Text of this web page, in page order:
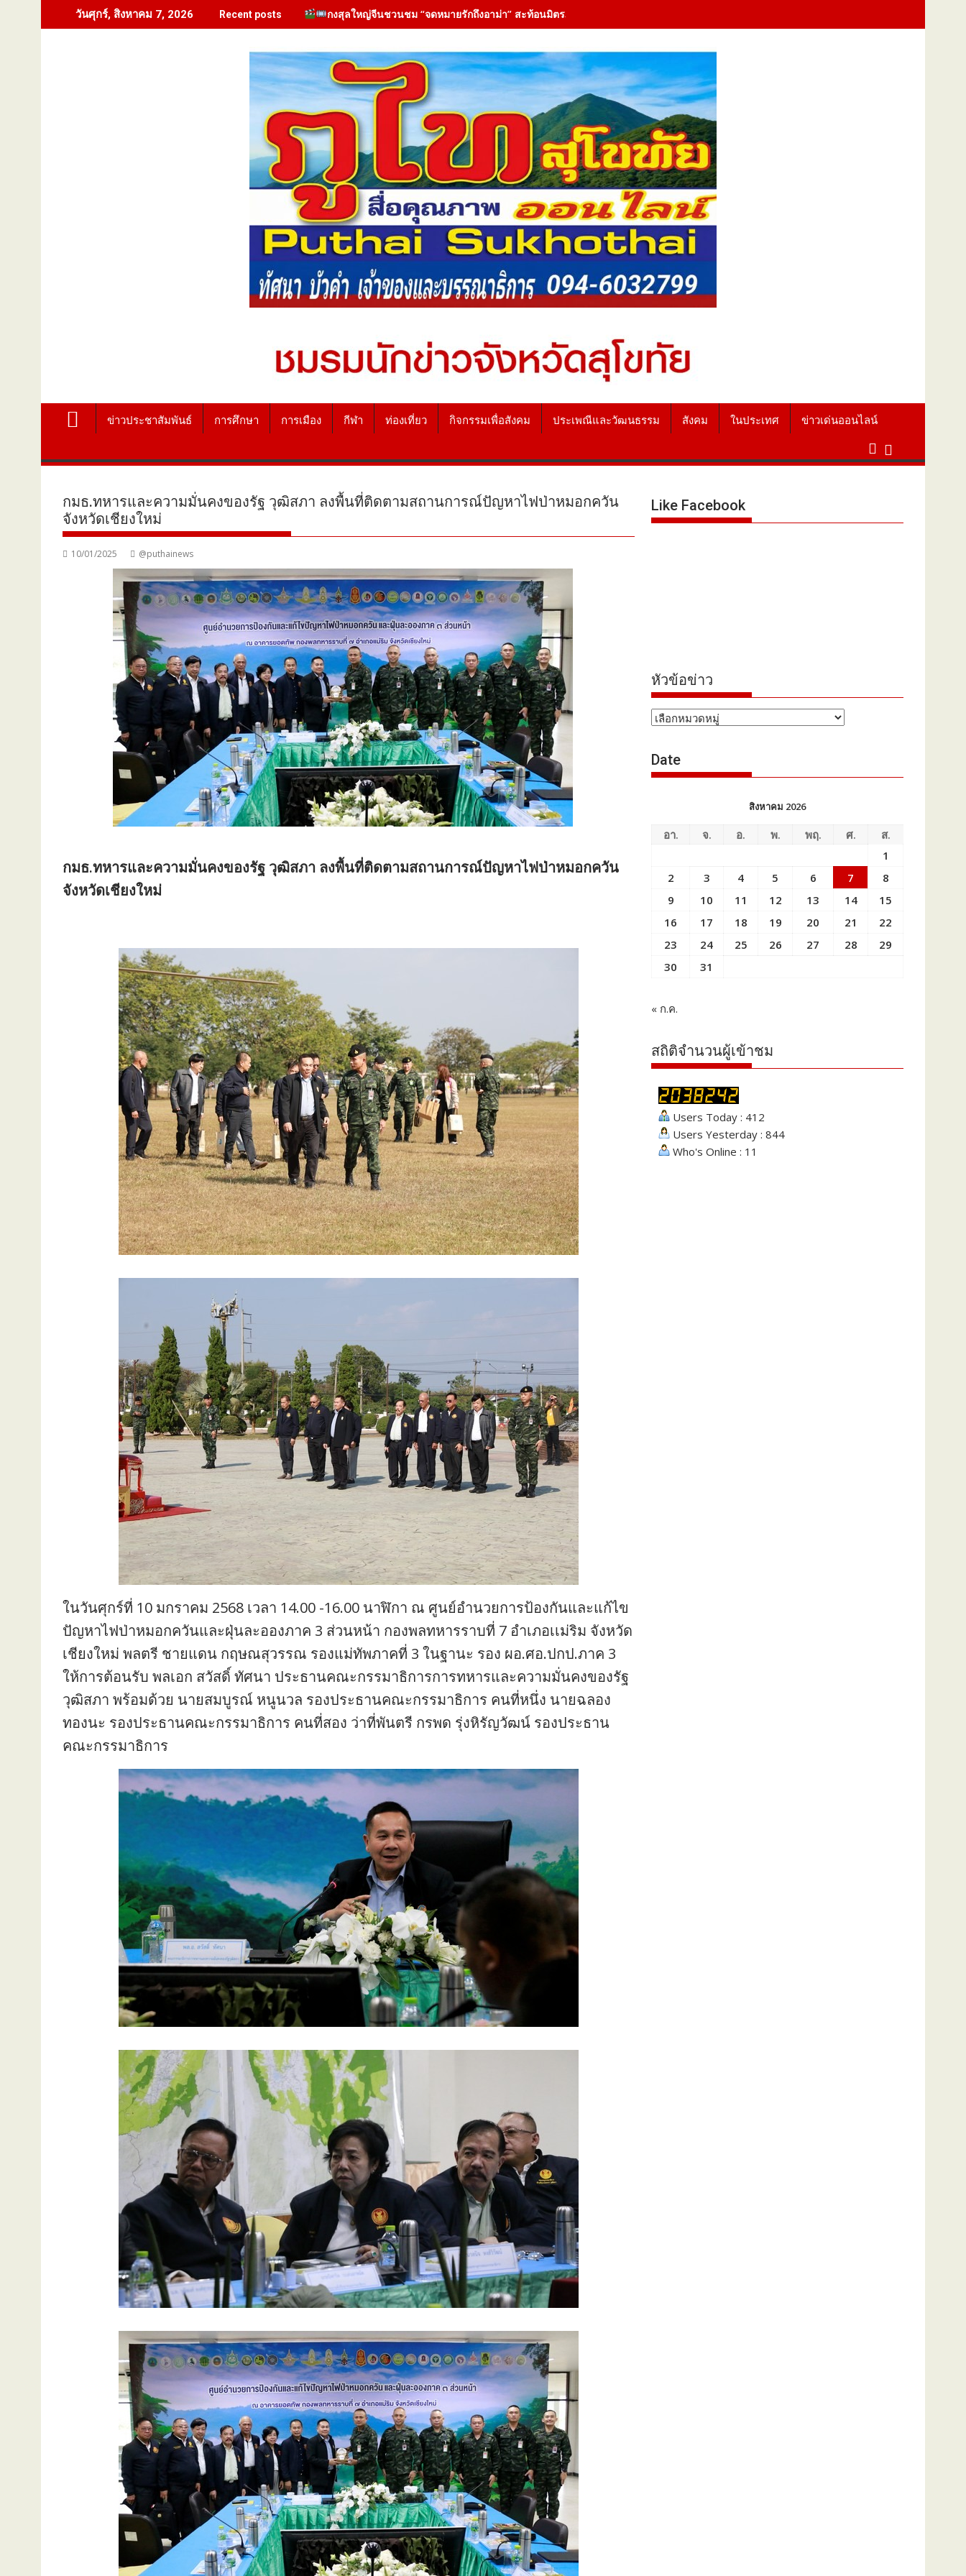
to
วันศุกร์, สิงหาคม 7, 2026 Recent posts กงสุลใหญ่จีนชวนชม “จดหมายรักถึงอาม่า” สะท้อนมิตรภาพไทย-จีนผ่านภาพยนตร์
ข่าวประชาสัมพันธ์ การศึกษา การเมือง กีฬา ท่องเที่ยว กิจกรรมเพื่อสังคม ประเพณีและวัฒนธรรม สังคม ในประเทศ ข่าวเด่นออนไลน์
กมธ.ทหารและความมั่นคงของรัฐ วุฒิสภา ลงพื้นที่ติดตามสถานการณ์ปัญหาไฟป่าหมอกควัน
จังหวัดเชียงใหม่
10/01/2025 @puthainews
กมธ.ทหารและความมั่นคงของรัฐ วุฒิสภา ลงพื้นที่ติดตามสถานการณ์ปัญหาไฟป่าหมอกควัน
จังหวัดเชียงใหม่
ในวันศุกร์ที่ 10 มกราคม 2568 เวลา 14.00 -16.00 นาฬิกา ณ ศูนย์อำนวยการป้องกันและแก้ไข
ปัญหาไฟป่าหมอกควันและฝุ่นละอองภาค 3 ส่วนหน้า กองพลทหารราบที่ 7 อำเภอเเม่ริม จังหวัด
เชียงใหม่ พลตรี ชายแดน กฤษณสุวรรณ รองแม่ทัพภาคที่ 3 ในฐานะ รอง ผอ.ศอ.ปกป.ภาค 3
ให้การต้อนรับ พลเอก สวัสดิ์ ทัศนา ประธานคณะกรรมาธิการการทหารและความมั่นคงของรัฐ
วุฒิสภา พร้อมด้วย นายสมบูรณ์ หนูนวล รองประธานคณะกรรมาธิการ คนที่หนึ่ง นายฉลอง
ทองนะ รองประธานคณะกรรมาธิการ คนที่สอง ว่าที่พันตรี กรพด รุ่งหิรัญวัฒน์ รองประธาน
คณะกรรมาธิการ
Like Facebook
หัวข้อข่าว
หัวข้อ
Date
สิงหาคม 2026
อา. จ. อ. พ. พฤ. ศ.
ส.
1
2
3 4 5 6 7
8
9
10 11 12 13 14
15
16
17 18 19 20 21
22
23
24 25 26 27 28
29
30
31
« ก.ค.
สถิติจำนวนผู้เข้าชม
Users Today : 412
Users Yesterday : 844
Who's Online : 11